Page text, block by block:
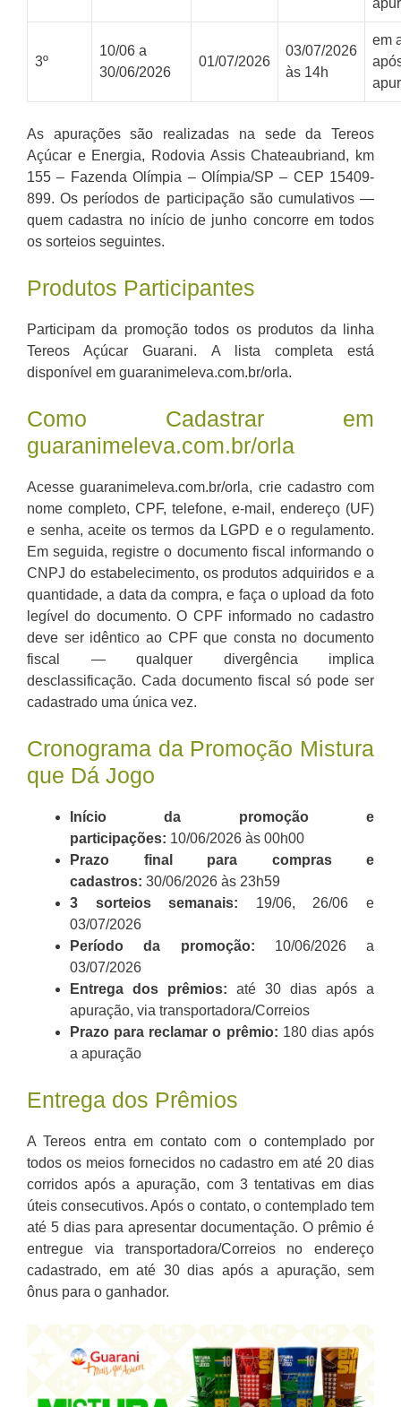
3º
10/06 a
30/06/2026
01/07/2026
03/07/2026
às 14h
em
As apurações são realizadas na sede da Tereos
Açúcar e Energia, Rodovia Assis Chateaubriand, km
155 – Fazenda Olímpia – Olímpia/SP – CEP 15409-
899. Os períodos de participação são cumulativos —
quem cadastra no início de junho concorre em todos
os sorteios seguintes.
Produtos Participantes
Participam da promoção todos os produtos da linha
Tereos Açúcar Guarani. A lista completa está
disponível em guaranimeleva.com.br/orla.
Como Cadastrar em
guaranimeleva.com.br/orla
Acesse guaranimeleva.com.br/orla, crie cadastro com
nome completo, CPF, telefone, e-mail, endereço (UF)
e senha, aceite os termos da LGPD e o regulamento.
Em seguida, registre o documento fiscal informando o
CNPJ do estabelecimento, os produtos adquiridos e a
quantidade, a data da compra, e faça o upload da foto
legível do documento. O CPF informado no cadastro
deve ser idêntico ao CPF que consta no documento
fiscal — qualquer divergência implica
desclassificação. Cada documento fiscal só pode ser
cadastrado uma única vez.
Cronograma da Promoção Mistura
que Dá Jogo
Início da promoção e
participações: 10/06/2026 às 00h00
Prazo final para compras e
cadastros: 30/06/2026 às 23h59
3 sorteios semanais: 19/06, 26/06 e
03/07/2026
Período da promoção: 10/06/2026 a
03/07/2026
Entrega dos prêmios: até 30 dias após a
apuração, via transportadora/Correios
Prazo para reclamar o prêmio: 180 dias após
a apuração
Entrega dos Prêmios
A Tereos entra em contato com o contemplado por
todos os meios fornecidos no cadastro em até 20 dias
corridos após a apuração, com 3 tentativas em dias
úteis consecutivos. Após o contato, o contemplado tem
até 5 dias para apresentar documentação. O prêmio é
entregue via transportadora/Correios no endereço
cadastrado, em até 30 dias após a apuração, sem
ônus para o ganhador.